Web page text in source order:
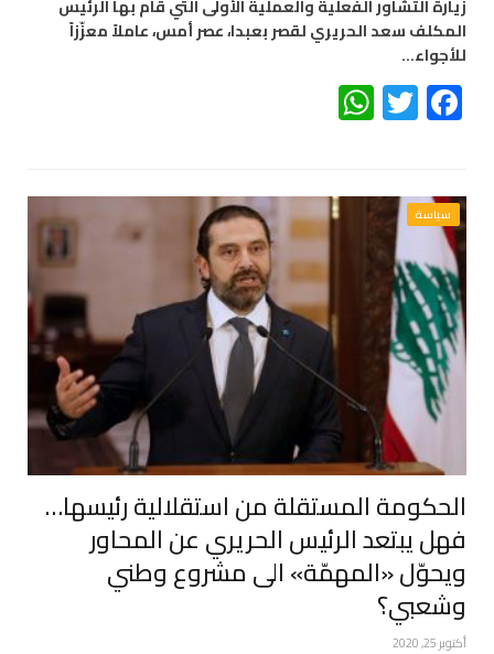
زيارة التشاور الفعلية والعملية الأولى التي قام بها الرئيس
المكلف سعد الحريري لقصر بعبدا، عصر أمس، عاملاً معزّزاً
للأجواء…
Facebook
Twitter
سياسة
الحكومة المستقلة من استقلالية رئيسها…
فهل يبتعد الرئيس الحريري عن المحاور
ويحوّل «المهمّة» الى مشروع وطني
وشعبي؟
أكتوبر 25, 2020